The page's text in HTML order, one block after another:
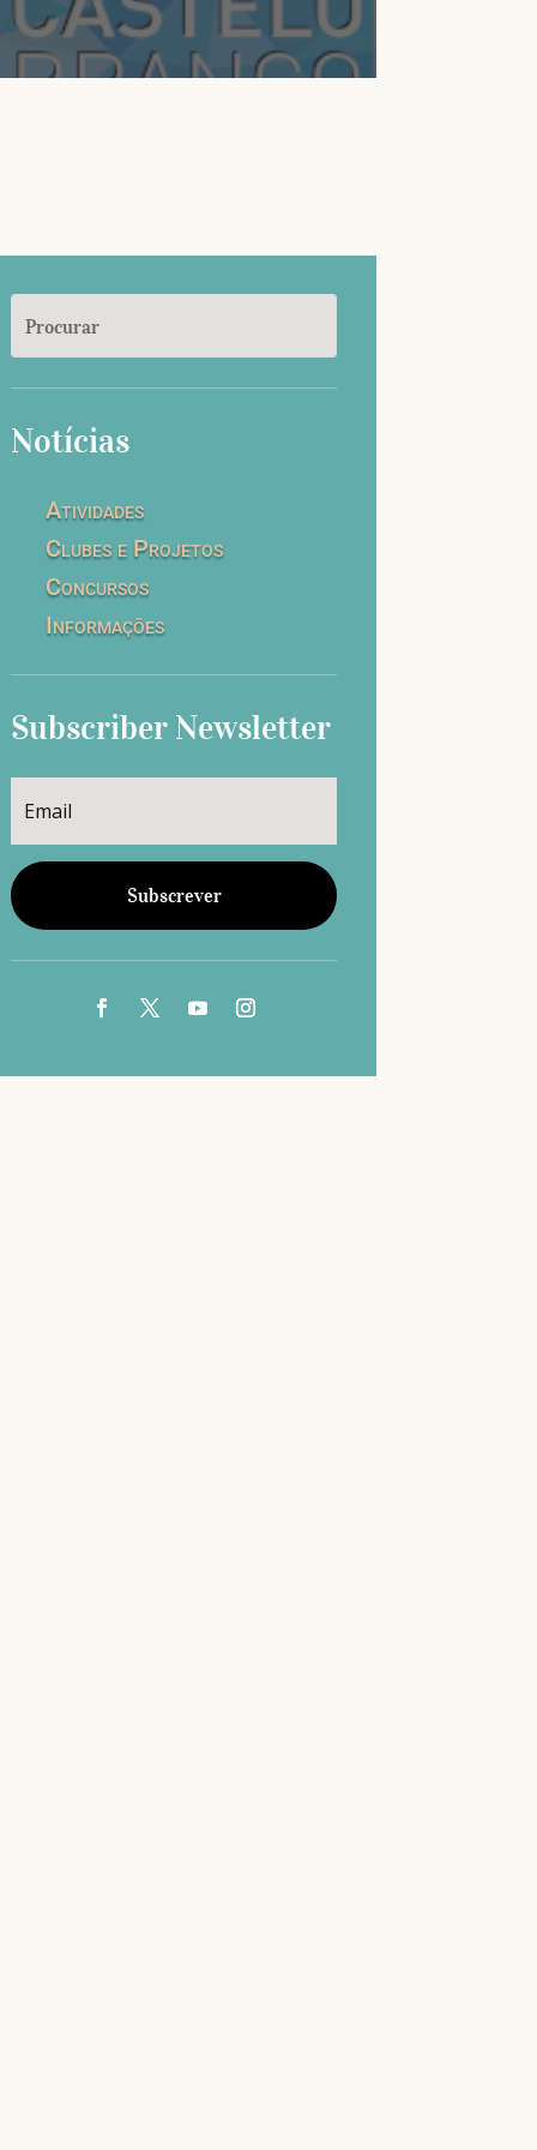
Notícias
Atividades
Clubes e Projetos
Concursos
Informações
Subscriber Newsletter
Subscrever